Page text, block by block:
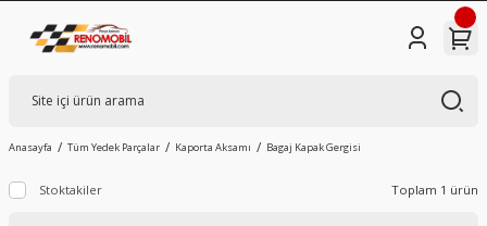
Anasayfa Tüm Yedek Parçalar Kaporta Aksamı Bagaj Kapak Gergisi
Stoktakiler Toplam 1 ürün